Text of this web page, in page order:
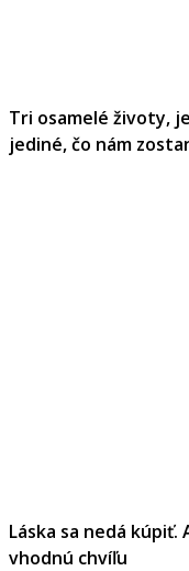
Tri osamelé životy,
jediné, čo nám
Láska sa nedá
vhodnú chvíľu